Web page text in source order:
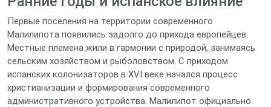
Первые поселения на территории современного
Малилипота появились задолго до прихода европейцев.
Местные племена жили в гармонии с природой, занимаясь
сельским хозяйством и рыболовством. С приходом
испанских колонизаторов в XVI веке начался процесс
христианизации и формирования современного
административного устройства. Малилипот официально